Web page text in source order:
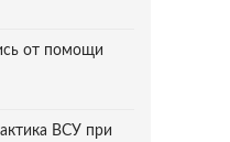
от помощи
ВСУ при